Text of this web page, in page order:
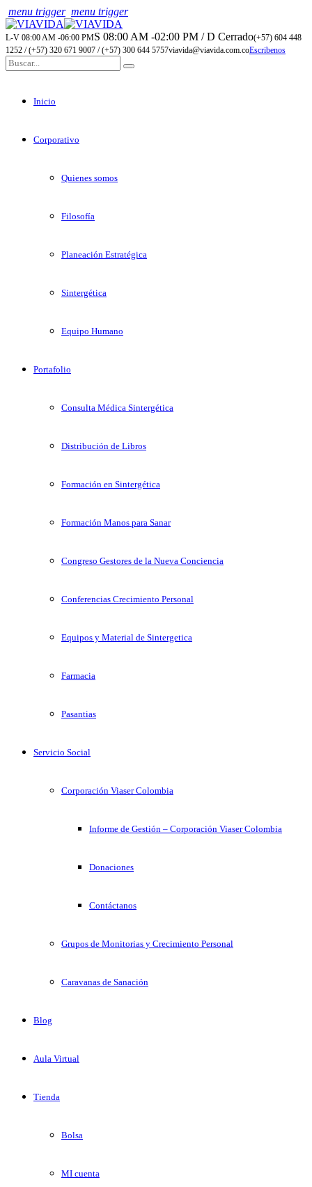
menu trigger menu trigger
L-V 08:00 AM -06:00 PMS 08:00 AM -02:00 PM / D Cerrado(+57) 604 448
1252 / (+57) 320 671 9007 / (+57) 300 644 5757viavida@viavida.com.coEscribenos
Inicio
Corporativo
Quienes somos
Filosofía
Planeación Estratégica
Sintergética
Equipo Humano
Portafolio
Consulta Médica Sintergética
Distribución de Libros
Formación en Sintergética
Formación Manos para Sanar
Congreso Gestores de la Nueva Conciencia
Conferencias Crecimiento Personal
Equipos y Material de Sintergetica
Farmacia
Pasantias
Servicio Social
Corporación Viaser Colombia
Informe de Gestión – Corporación Viaser Colombia
Donaciones
Contáctanos
Grupos de Monitorias y Crecimiento Personal
Caravanas de Sanación
Blog
Aula Virtual
Tienda
Bolsa
MI cuenta